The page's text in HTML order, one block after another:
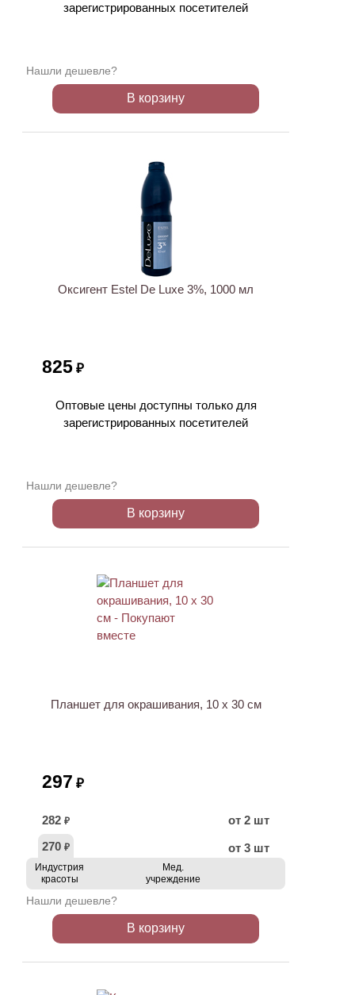
зарегистрированных посетителей
Нашли дешевле?
В корзину
Оксигент Estel De Luxe 3%, 1000 мл
825 ₽
Оптовые цены доступны только для
зарегистрированных посетителей
Нашли дешевле?
В корзину
Планшет для окрашивания, 10 х 30 см
297 ₽
282 ₽
от 2 шт
270 ₽ от 3 шт
Индустрия
красоты
Мед.
учреждение
Нашли дешевле?
В корзину